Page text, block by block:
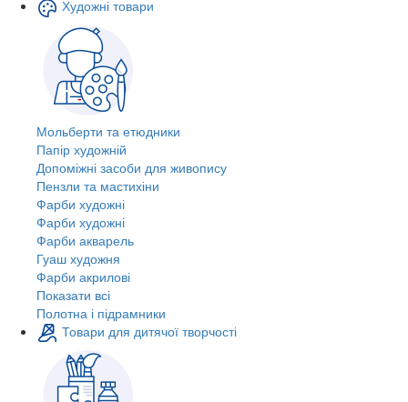
Художні товари
Мольберти та етюдники
Папір художній
Допоміжні засоби для живопису
Пензли та мастихіни
Фарби художні
Фарби художні
Фарби акварель
Гуаш художня
Фарби акрилові
Показати всі
Полотна і підрамники
Товари для дитячої творчості